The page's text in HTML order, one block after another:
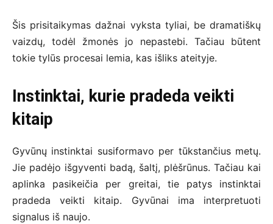
Šis prisitaikymas dažnai vyksta tyliai, be dramatiškų
vaizdų, todėl žmonės jo nepastebi. Tačiau būtent
tokie tylūs procesai lemia, kas išliks ateityje.
Instinktai, kurie pradeda veikti
kitaip
Gyvūnų instinktai susiformavo per tūkstančius metų.
Jie padėjo išgyventi badą, šaltį, plėšrūnus. Tačiau kai
aplinka pasikeičia per greitai, tie patys instinktai
pradeda veikti kitaip. Gyvūnai ima interpretuoti
signalus iš naujo.